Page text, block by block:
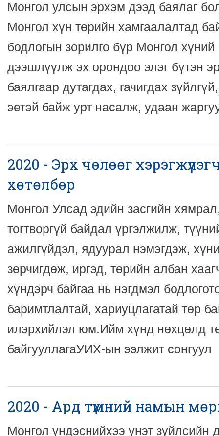
Монгол улсын эрхэм дээд баялаг
Монгол хүн төрийн хамгаалалтад
бодлогын зорилго бүр Монгол
дээшлүүлж эх орондоо элэг бүтэн
баялгаар дутагдах, гачигдах
эетэй байж урт насалж, удаан
2020 - Эрх чөлөөг
хөтөлбөр
Монгол Улсад эдийн засгийн
тогтворгүй байдал үргэлжилж,
ажилгүйдэл, ядуурал нэмэгдэж,
зөрчигдөж, иргэд, төрийн албан
хүндэрч байгаа нь нэгдмэл
баримтлалтай, хариуцлагатай төр
илэрхийлэл юм.Ийм хүнд нөхцөлд
байгууллагаУИХ-ын ээлжит сонгуул
2020 - Ард түмний намын
Монгол үндэснийхээ үнэт зүйлсийн